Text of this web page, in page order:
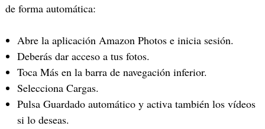
de forma automática:
Abre la aplicación Amazon Photos e inicia sesión.
Deberás dar acceso a tus fotos.
Toca Más en la barra de navegación inferior.
Selecciona Cargas.
Pulsa Guardado automático y activa también los vídeos
si lo deseas.